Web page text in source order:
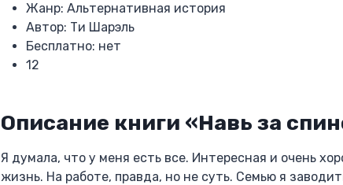
Жанр: Альтернативная история
Автор: Ти Шарэль
Бесплатно: нет
12
Описание книги «Навь за
Я думала, что у меня есть все. Интересная и очень
жизнь. На работе, правда, но не суть. Семью я